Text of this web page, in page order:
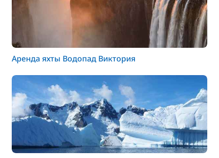
Аренда яхты Водопад Виктория